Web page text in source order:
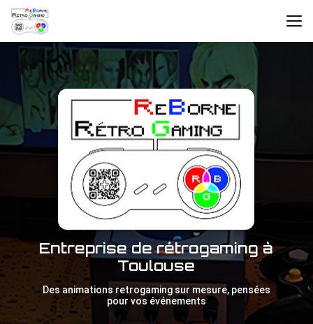
Aller
contenu
principal
Entreprise de rétrogaming à
Toulouse
Des animations retrogaming sur mesure, pensées
pour vos événements